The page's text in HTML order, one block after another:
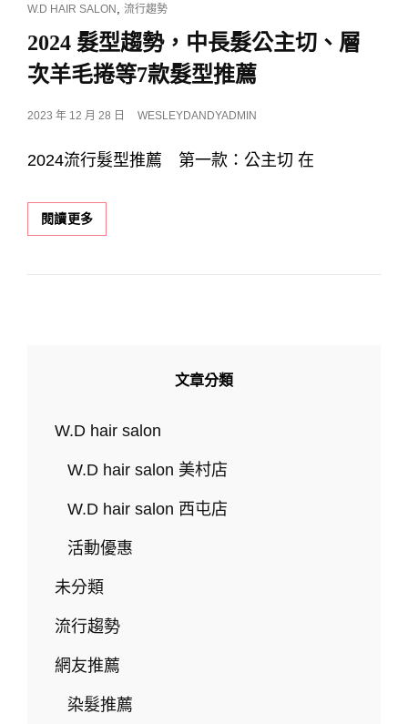
漂
髮
前
你
定
知
道
4
CAT
W.D HAIR SALON , 流行趨勢
2024 髮型趨勢，中長髮公主切、層
次羊毛捲等7款髮型推薦
POSTED
2023 年 12 月 28 日 WESLEYDANDYADMIN
2024流行髮型推薦 第一款：公主切 在
閱讀更多2024
髮
趨
層
羊
捲
7
髮
推
薦
文章分類
W.D hair salon
W.D hair salon 美村店
W.D hair salon 西屯店
活動優惠
未分類
流行趨勢
網友推薦
染髮推薦